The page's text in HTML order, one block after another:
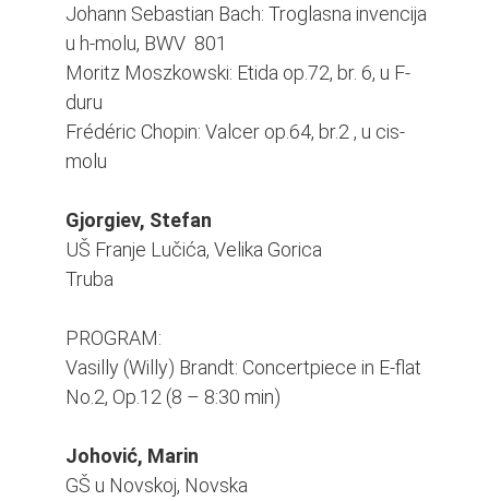
Johann Sebastian Bach: Troglasna invencija
u h-molu, BWV 801
Moritz Moszkowski: Etida op.72, br. 6, u F-
duru
Frédéric Chopin: Valcer op.64, br.2 , u cis-
molu
Gjorgiev, Stefan
UŠ Franje Lučića, Velika Gorica
Truba
PROGRAM:
Vasilly (Willy) Brandt: Concertpiece in E-flat
No.2, Op.12 (8 – 8:30 min)
Johović, Marin
GŠ u Novskoj, Novska